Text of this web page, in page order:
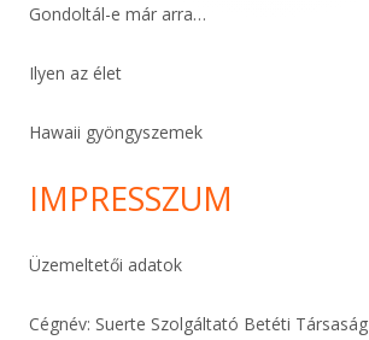
Gondoltál-e már arra…
Ilyen az élet
Hawaii gyöngyszemek
IMPRESSZUM
Üzemeltetői adatok
Cégnév: Suerte Szolgáltató Betéti Társaság